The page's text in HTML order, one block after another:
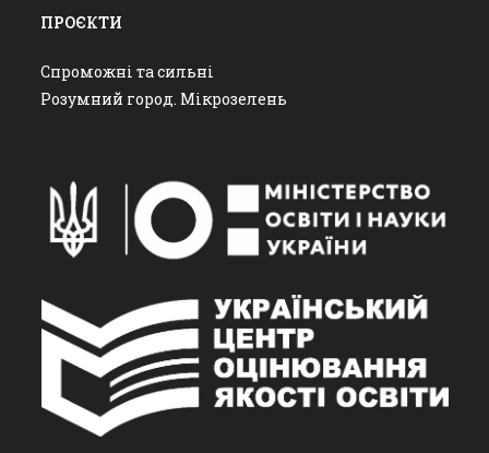
ПРОЄКТИ
Спроможні та сильні
Розумний город. Мікрозелень